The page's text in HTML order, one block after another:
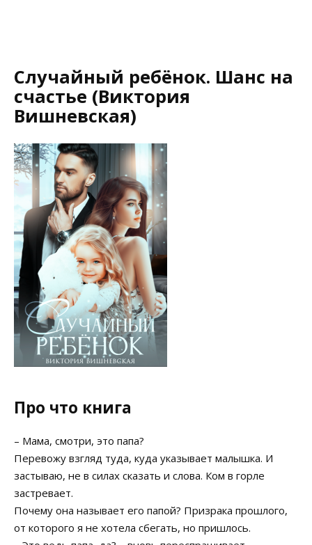
Случайный ребёнок. Шанс на
счастье (Виктория
Вишневская)
Про что книга
– Мама, смотри, это папа?
Перевожу взгляд туда, куда указывает малышка. И
застываю, не в силах сказать и слова. Ком в горле
застревает.
Почему она называет его папой? Призрака прошлого,
от которого я не хотела сбегать, но пришлось.